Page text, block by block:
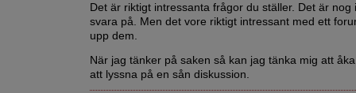
Det är riktigt intressanta frågor du ställer. Det är nog
svara på. Men det vore riktigt intressant med ett
upp dem.
När jag tänker på saken så kan jag tänka mig att
att lyssna på en sån diskussion.